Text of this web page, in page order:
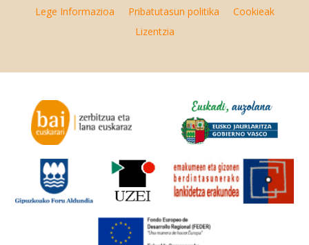
Lege Informazioa Pribatutasun politika
Cookieak
Lizentzia